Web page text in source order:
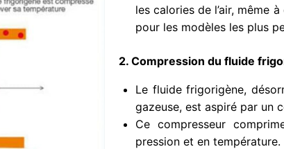
les calories de l’air, même
pour les modèles les plus
2. Compression du fluide
Le fluide frigorigène,
gazeuse, est aspiré par un
Ce compresseur
pression et en température.